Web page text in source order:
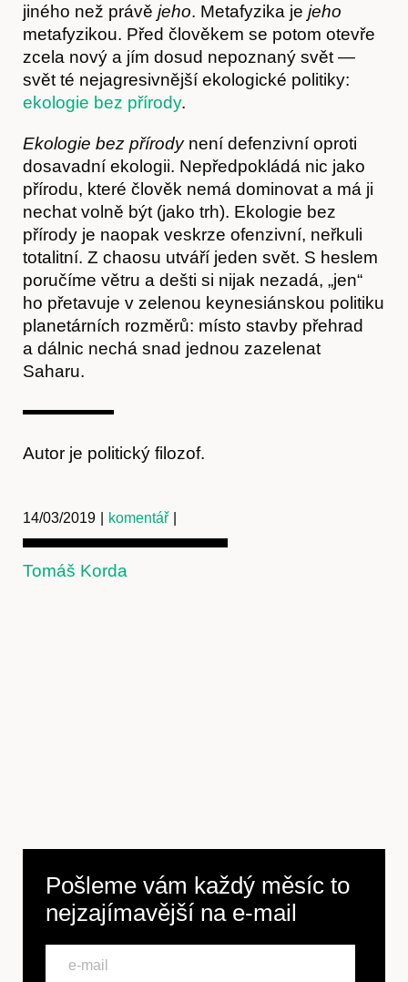
jiného než právě jeho. Metafyzika je jeho
metafyzikou. Před člověkem se potom otevře
zcela nový a jím dosud nepoznaný svět —
svět té nejagresivnější ekologické politiky:
ekologie bez přírody.
Ekologie bez přírodynení defenzivní oproti
dosavadní ekologii. Nepředpokládá nic jako
přírodu, které člověk nemá dominovat a má ji
nechat volně být (jako trh). Ekologie bez
přírody je naopak veskrze ofenzivní, neřkuli
totalitní. Z chaosu utváří jeden svět. S heslem
poručíme větru a dešti si nijak nezadá, „jen“
ho přetavuje v zelenou keynesiánskou politiku
planetárních rozměrů: místo stavby přehrad
a dálnic nechá snad jednou zazelenat
Saharu.
Autor je politický filozof.
14/03/2019 komentář
Tomáš Korda
Pošleme vám každý měsíc to
nejzajímavější na e-mail